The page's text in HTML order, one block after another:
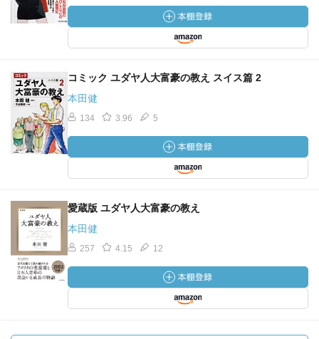
コミック ユダヤ人大富豪の教え スイス篇 2
本田健
134 3.96 5
愛蔵版 ユダヤ人大富豪の教え
本田健
257 4.15 12